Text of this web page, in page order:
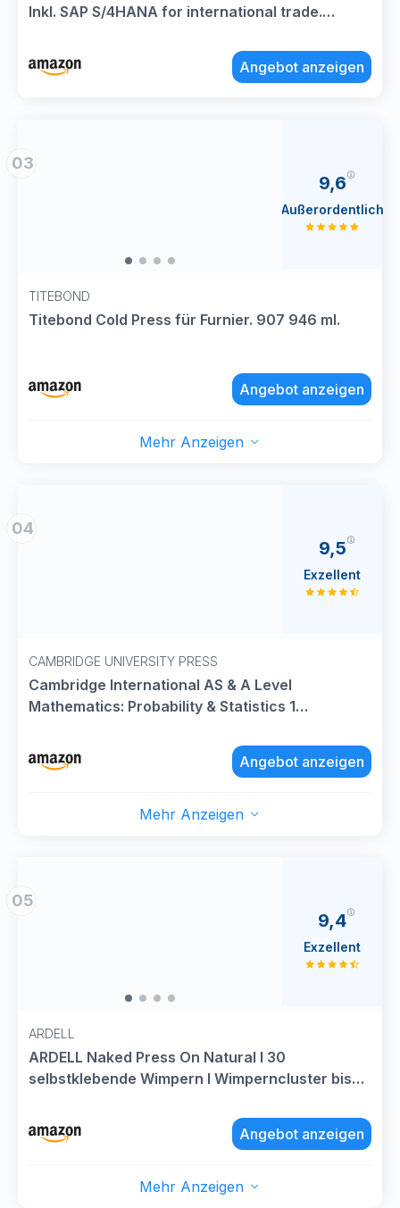
Inkl. SAP S/4HANA for international trade.
Angebot anzeigen
03
TITEBOND
Titebond Cold Press für Furnier. 907 946 ml.
9,6
Außerordentlich
Angebot anzeigen
Mehr Anzeigen
04
CAMBRIDGE UNIVERSITY PRESS
Cambridge International AS & A Level
Mathematics: Probability & Statistics 1
(Cambridge Assessment International
Education, 5)
9,5
Exzellent
Angebot anzeigen
Mehr Anzeigen
05
ARDELL
ARDELL Naked Press On Natural I 30
selbstklebende Wimpern I Wimperncluster bis
selbstklebend I Natürliche Lashes mit 24h Halt I
DIY Wimpern Extensions
9,4
Exzellent
Angebot anzeigen
Mehr Anzeigen